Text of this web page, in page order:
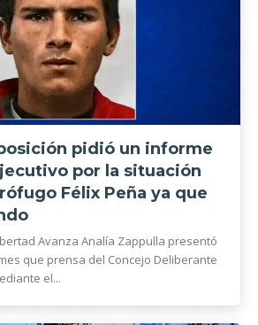
pidió un informe
por la situación
Félix Peña ya que
Avanza Analía Zappulla presentó
que prensa del Concejo Deliberante
el...